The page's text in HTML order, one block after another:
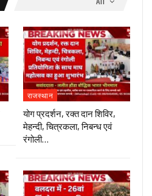
राजस्थान
योग प्रदर्शन, रक्त दान शिविर,
मेहन्दी, चित्रकला, निबन्ध एवं
रंगोली…